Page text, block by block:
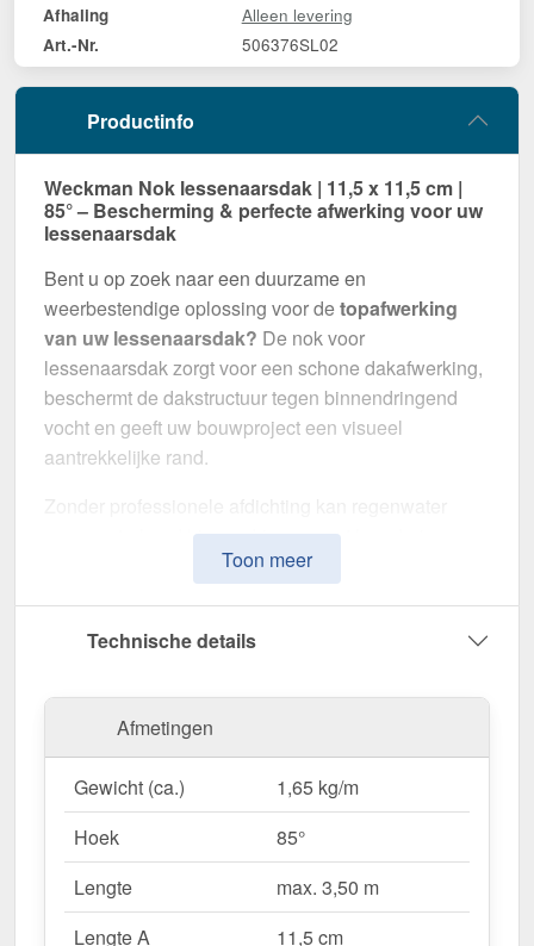
Afhaling Alleen levering
Art.-Nr. 506376SL02
Productinfo
Weckman Nok lessenaarsdak | 11,5 x 11,5 cm |
85° – Bescherming & perfecte afwerking voor uw
lessenaarsdak
Bent u op zoek naar een duurzame en
weerbestendige oplossing voor detopafwerking
van uw lessenaarsdak? De nok voor
lessenaarsdak zorgt voor een schone dakafwerking,
beschermt de dakstructuur tegen binnendringend
vocht en geeft uw bouwproject een visueel
aantrekkelijke rand.
ongecontroleerd binnendringen, met langdurige
schade aan de dakstructuur en gevel tot gevolg. Dit
stabiliseren. Het maakt indruk met zijn eenvoudige
Gemaakt vanStaalmet een
mm, biedt dit zetwerk een hoge stabiliteit. Delengte
van max. 3,50 m
kunt u deze gemakkelijk aan uw
coatingin Antracietgrijs (RAL 7016)
materiaal permanent beschermd tegen corrosie.
Toon meer
Technische details
Afmetingen
Gewicht (ca.)
1,65 kg/m
Hoek
85°
Lengte
max. 3,50 m
Lengte A
11,5 cm